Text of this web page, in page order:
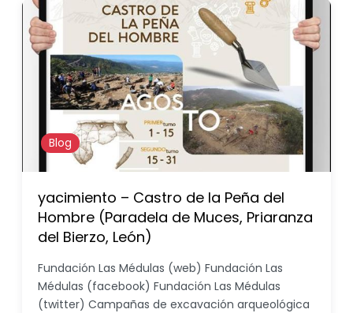
Blog
yacimiento – Castro de la Peña del
Hombre (Paradela de Muces, Priaranza
del Bierzo, León)
Fundación Las Médulas (web) Fundación Las
Médulas (facebook) Fundación Las Médulas
(twitter) Campañas de excavación arqueológica